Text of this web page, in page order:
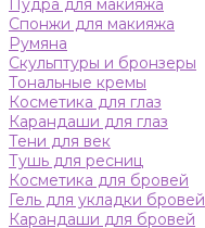
Пудра для макияжа
Спонжи для макияжа
Румяна
Скульптуры и бронзеры
Тональные кремы
Косметика для глаз
Карандаши для глаз
Тени для век
Тушь для ресниц
Косметика для бровей
Гель для укладки бровей
Карандаши для бровей